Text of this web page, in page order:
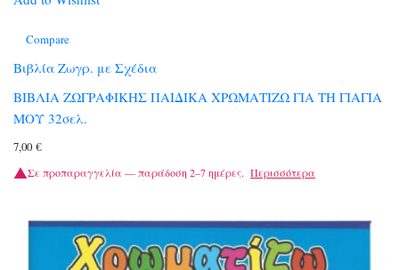
Compare
Βιβλία Ζωγρ. με Σχέδια
ΒΙΒΛΙΑ ΖΩΓΡΑΦΙΚΗΣ ΠΑΙΔΙΚΑ ΧΡΩΜΑΤΙΖΩ ΓΙΑ ΤΗ ΓΙΑΓΙΑ
ΜΟΥ 32σελ.
7,00 €
Σε προπαραγγελία — παράδοση 2–7 ημέρες. Περισσότερα